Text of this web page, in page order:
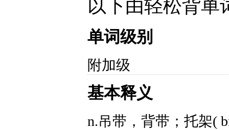
以下由轻松背单
单词级别
附加级
基本释义
n.吊带，背带；托架(